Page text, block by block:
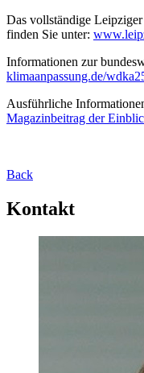
Das vollständige
finden Sie unter:
Informationen zur
klimaanpassung.de/
Ausführliche
Magazinbeitrag der
Back
Kontakt